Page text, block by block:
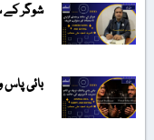
شوگر کے
بائی